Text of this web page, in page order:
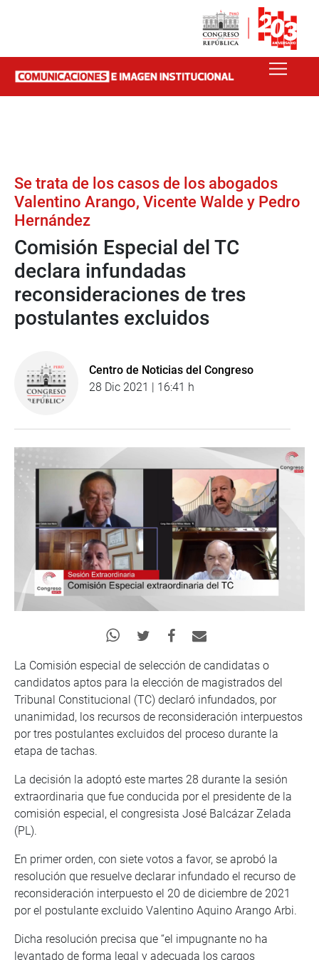
Se trata de los casos de los abogados
Valentino Arango, Vicente Walde y Pedro
Hernández
Comisión Especial del TC
declara infundadas
reconsideraciones de tres
postulantes excluidos
Centro de Noticias del Congreso
28 Dic 2021 | 16:41 h
La Comisión especial de selección de candidatas o
candidatos aptos para la elección de magistrados del
Tribunal Constitucional (TC) declaró infundados, por
unanimidad, los recursos de reconsideración interpuestos
por tres postulantes excluidos del proceso durante la
etapa de tachas.
La decisión la adoptó este martes 28 durante la sesión
extraordinaria que fue conducida por el presidente de la
comisión especial, el congresista José Balcázar Zelada
(PL).
En primer orden, con siete votos a favor, se aprobó la
resolución que resuelve declarar infundado el recurso de
reconsideración interpuesto el 20 de diciembre de 2021
por el postulante excluido Valentino Aquino Arango Arbi.
Dicha resolución precisa que “el impugnante no ha
levantado de forma legal y adecuada los cargos